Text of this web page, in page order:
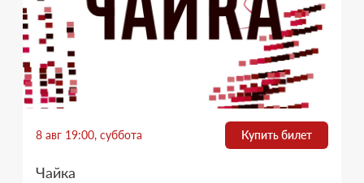
8 авг 19:00, суббота Купить билет
Чайка